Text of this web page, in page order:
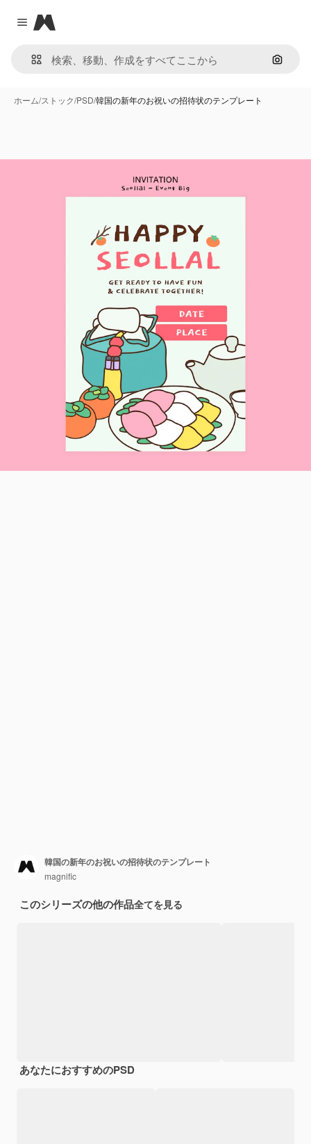
Close menu
Magnific
画像で
ホーム/ストック/PSD/韓国の新年のお祝いの招待状のテンプレート
韓国の新年のお祝いの招待状のテンプレート
magnific
このシリーズの他の作品全てを見る
あなたにおすすめのPSD